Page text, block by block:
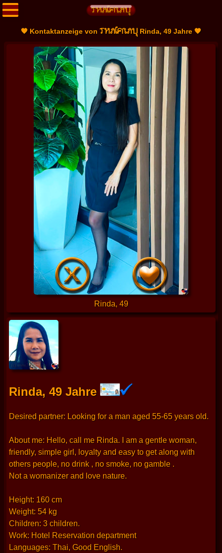
🧡 Kontaktanzeige vonTHAIFRAU Rinda, 49 Jahre 🧡
Rinda, 49
Rinda, 49 Jahre
Desired partner: Looking for a man aged 55-65 years old.
About me: Hello, call me Rinda. I am a gentle woman,
friendly, simple girl, loyalty and easy to get along with
others people, no drink , no smoke, no gamble .
Not a womanizer and love nature.
Height: 160 cm
Weight: 54 kg
Children: 3 children.
Work: Hotel Reservation department
Languages: Thai, Good English.